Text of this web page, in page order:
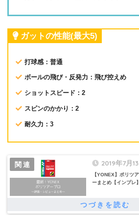
ガットの性能(最大5)
打球感：普通
ボールの飛び・反発力：飛び控えめ
ショットスピード：2
スピンのかかり：2
耐久力：3
2019年7月
【YONEX】ポリツ
ーまとめ【インプレ】